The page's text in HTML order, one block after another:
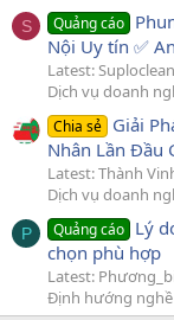
S Quảng cáo
Nội Uy tín ✅
Latest:
Dịch vụ doanh
Chia sẻ Giải
Nhân Lần Đầu
Latest: Thành
Dịch vụ doanh
P Quảng cáo Lý
chọn phù hợp
Latest:
Định hướng